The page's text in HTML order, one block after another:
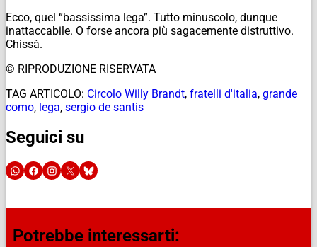
Ecco, quel “bassissima lega”. Tutto minuscolo, dunque
inattaccabile. O forse ancora più sagacemente distruttivo.
Chissà.
© RIPRODUZIONE RISERVATA
TAG ARTICOLO: Circolo Willy Brandt, fratelli d'italia, grande
como, lega, sergio de santis
Seguici su
Potrebbe interessarti: